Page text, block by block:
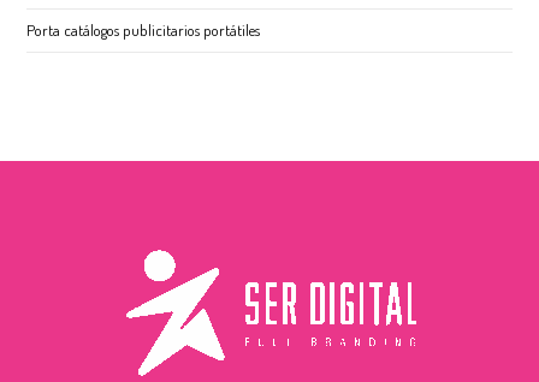
Porta catálogos publicitarios portátiles